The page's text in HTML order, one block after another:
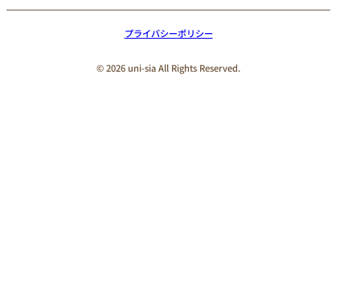
プライバシーポリシー
© 2026 uni-sia All Rights Reserved.